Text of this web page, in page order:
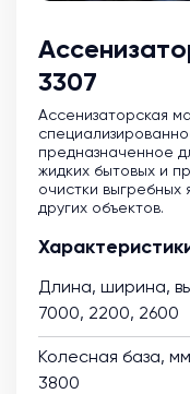
3307
Ассенизаторская
предназначенное
жидких бытовых и
очистки выгребных
других объектов.
Длина, ширина,
7000, 2200, 2600
Колесная база, мм
3800